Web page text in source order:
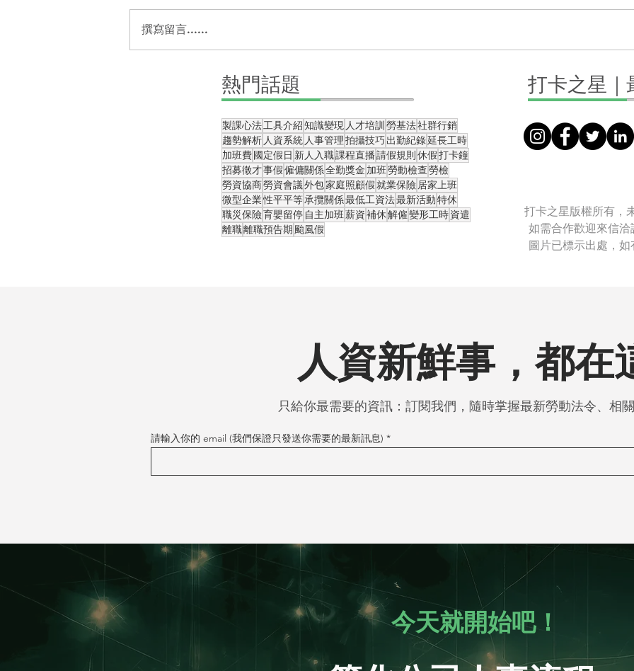
【5種拍攝法】協助你快速製
直播課怎麼規畫？完整直播攻
不
螢
撰寫留言......
​熱門話題 打卡之星｜
製課心法工具介紹知識變現 人才培訓 勞基法社群行銷
趨勢解析 人資系統 人事管理拍攝技巧出勤紀錄延長工時
加班費 國定假日 新人入職課程直播請假規則 休假打卡鐘
招募徵才事假僱傭關係全勤獎金 加班勞動檢查勞檢
勞資協商勞資會議外包家庭照顧假就業保險居家上班
微型企業性平平等承攬關係最低工資法最新活動特休
職災保險育嬰留停 自主加班薪資補休解僱變形工時資遣
離職離職預告期 颱風假
打卡之星版權所有，
如需合作歡迎來信
圖片已標示出處，
人資新鮮事，都在
只給你最需要的資訊：訂閱我們，隨時掌握最新勞動法令、相
請輸入你的 email (我們保證只發送你需要的最新訊息)
今天就開始吧！